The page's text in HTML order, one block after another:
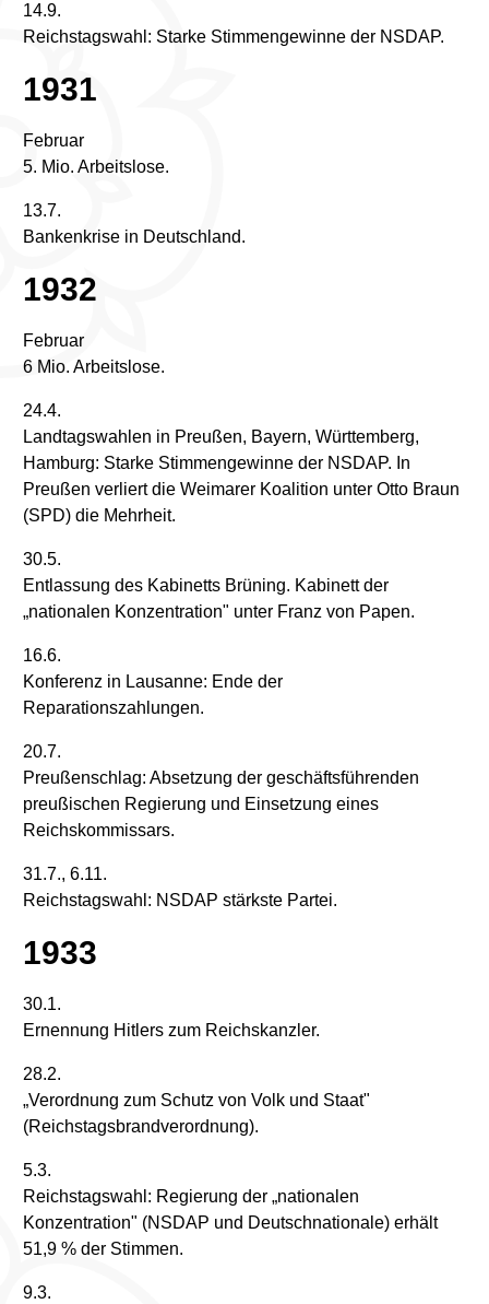
14.9.
Reichstagswahl: Starke Stimmengewinne der NSDAP.
1931
Februar
5. Mio. Arbeitslose.
13.7.
Bankenkrise in Deutschland.
1932
Februar
6 Mio. Arbeitslose.
24.4.
Landtagswahlen in Preußen, Bayern, Württemberg,
Hamburg: Starke Stimmengewinne der NSDAP. In
Preußen verliert die Weimarer Koalition unter Otto Braun
(SPD) die Mehrheit.
30.5.
Entlassung des Kabinetts Brüning. Kabinett der
„nationalen Konzentration" unter Franz von Papen.
16.6.
Konferenz in Lausanne: Ende der
Reparationszahlungen.
20.7.
Preußenschlag: Absetzung der geschäftsführenden
preußischen Regierung und Einsetzung eines
Reichskommissars.
31.7., 6.11.
Reichstagswahl: NSDAP stärkste Partei.
1933
30.1.
Ernennung Hitlers zum Reichskanzler.
28.2.
„Verordnung zum Schutz von Volk und Staat"
(Reichstagsbrandverordnung).
5.3.
Reichstagswahl: Regierung der „nationalen
Konzentration" (NSDAP und Deutschnationale) erhält
51,9 % der Stimmen.
9.3.